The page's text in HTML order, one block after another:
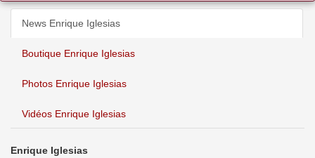
News Enrique Iglesias
Boutique Enrique Iglesias
Photos Enrique Iglesias
Vidéos Enrique Iglesias
Enrique Iglesias